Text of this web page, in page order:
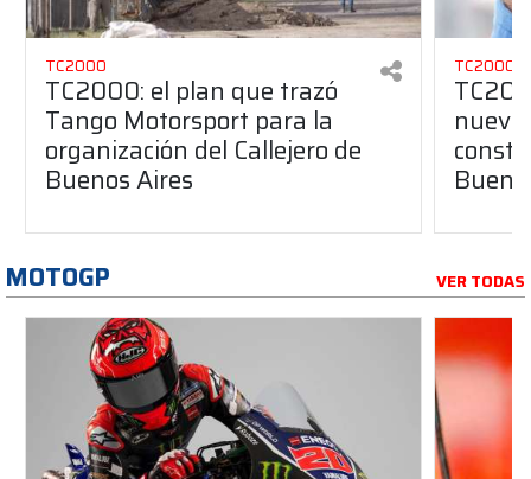
TC2000
TC2000: el plan que trazó
Tango Motorsport para la
organización del Callejero de
Buenos Aires
TC2000
MOTOGP VER TODAS